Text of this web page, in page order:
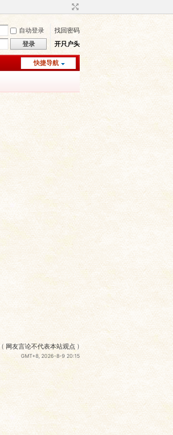
自动登录
找回密码
登录 开只户头
快捷导航
( 网友言论不代表本站观点 )
GMT+8, 2026-8-9 20:15